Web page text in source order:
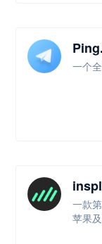
一个
一款
苹果